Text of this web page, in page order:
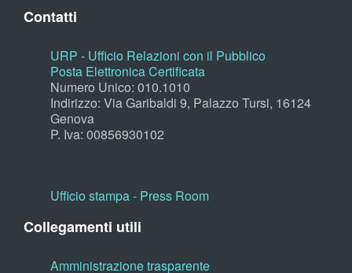
Contatti
URP - Ufficio Relazioni con il Pubblico
Posta Elettronica Certificata
Numero Unico: 010.1010
Indirizzo: Via Garibaldi 9, Palazzo Tursi, 16124
Genova
P. Iva: 00856930102
Ufficio stampa - Press Room
Collegamenti utili
Amministrazione trasparente